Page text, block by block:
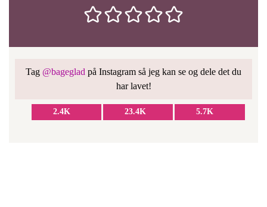
Tag @bageglad på Instagram så jeg kan se og dele det du
har lavet!
2.4K 23.4K 5.7K